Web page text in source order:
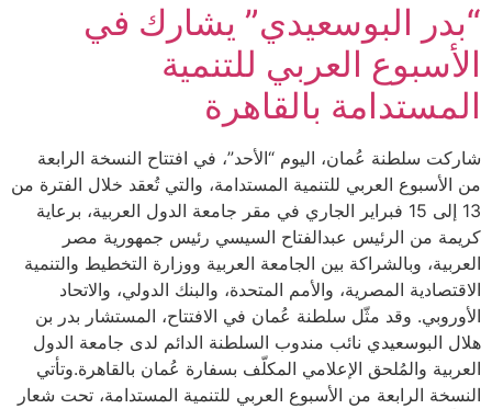
“بدر البوسعيدي” يشارك في
الأسبوع العربي للتنمية
المستدامة بالقاهرة
شاركت سلطنة عُمان، اليوم “الأحد”، في افتتاح النسخة الرابعة
من الأسبوع العربي للتنمية المستدامة، والتي تُعقد خلال الفترة من
13 إلى 15 فبراير الجاري في مقر جامعة الدول العربية، برعاية
كريمة من الرئيس عبدالفتاح السيسي رئيس جمهورية مصر
العربية، وبالشراكة بين الجامعة العربية ووزارة التخطيط والتنمية
الاقتصادية المصرية، والأمم المتحدة، والبنك الدولي، والاتحاد
الأوروبي. وقد مثّل سلطنة عُمان في الافتتاح، المستشار بدر بن
هلال البوسعيدي نائب مندوب السلطنة الدائم لدى جامعة الدول
العربية والمُلحق الإعلامي المكلّف بسفارة عُمان بالقاهرة.وتأتي
النسخة الرابعة من الأسبوع العربي للتنمية المستدامة، تحت شعار